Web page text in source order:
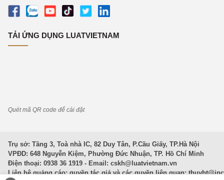
TẢI ỨNG DỤNG LUATVIETNAM
Quét mã QR code để cài đặt
Trụ sở: Tầng 3, Toà nhà IC, 82 Duy Tân, P.Cầu Giấy, TP.Hà Nội
VPĐD: 648 Nguyễn Kiệm, Phường Đức Nhuận, TP. Hồ Chí Minh
Điện thoại: 0938 36 1919 - Email: cskh@luatvietnam.vn
Liên hệ quảng cáo; quyền tác giả và các quyền liên quan: